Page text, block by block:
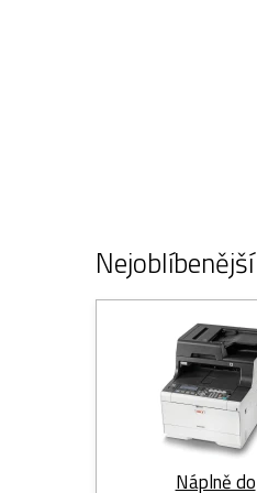
Nejoblíbenější
Náplně do